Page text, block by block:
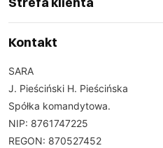
Kontakt
SARA
J. Pieściński H. Pieścińska
Spółka komandytowa.
NIP: 8761747225
REGON: 870527452